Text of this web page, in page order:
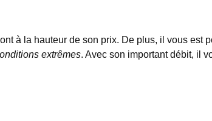
à la hauteur de son prix. De plus, il vous est
extrêmes. Avec son important débit, il